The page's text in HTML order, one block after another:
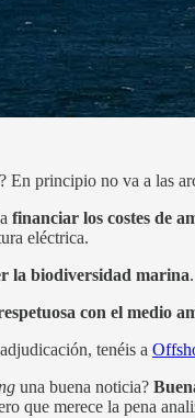
En principio no va a las
financiar los costes de
eléctrica.
la biodiversidad marina.
con el medio
tenéis a
una buena noticia?
que merece la pena